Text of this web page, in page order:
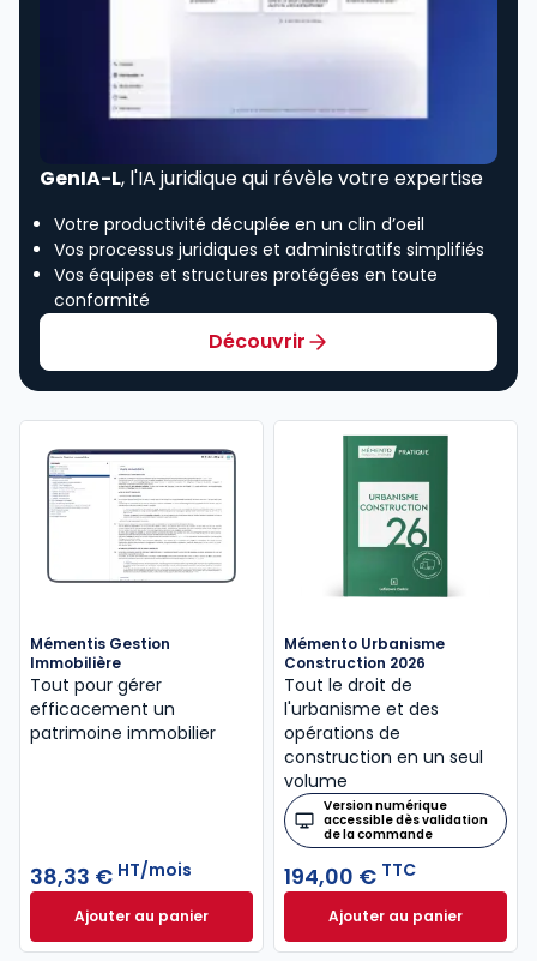
GenIA-L, l'IA juridique qui révèle votre expertise
Votre productivité décuplée en un clin d’oeil
Vos processus juridiques et administratifs simplifiés
Vos équipes et structures protégées en toute
conformité
Découvrir
Mémentis Gestion
Immobilière
Tout pour gérer
efficacement un
patrimoine immobilier
38,33 € HT/mois
Ajouter au panierMémentis Gestion Immobilière à 38,33 €HT/mois
Mémento Urbanisme
Construction 2026
Tout le droit de
l'urbanisme et des
opérations de
construction en un seul
volume
Version numérique
accessible dès validation
de la commande
194,00 € TTC
Ajouter au panier
Mémento